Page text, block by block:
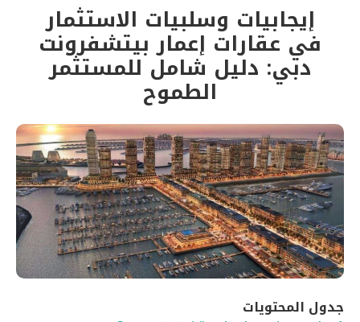
إيجابيات وسلبيات الاستثمار
في عقارات إعمار بيتشفرونت
دبي: دليل شامل للمستثمر
الطموح
جدول المحتويات